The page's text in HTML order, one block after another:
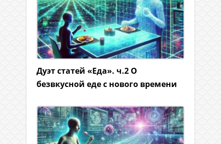
Дуэт статей «Еда». ч.2 О
безвкусной еде с нового времени